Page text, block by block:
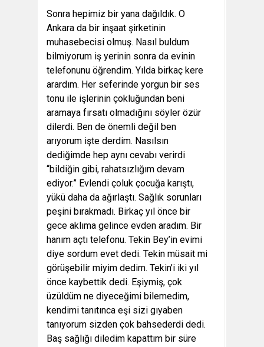
Sonra hepimiz bir yana dağıldık. O
Ankara da bir inşaat şirketinin
muhasebecisi olmuş. Nasıl buldum
bilmiyorum iş yerinin sonra da evinin
telefonunu öğrendim. Yılda birkaç kere
arardım. Her seferinde yorgun bir ses
tonu ile işlerinin çokluğundan beni
aramaya fırsatı olmadığını söyler özür
dilerdi. Ben de önemli değil ben
arıyorum işte derdim. Nasılsın
dediğimde hep aynı cevabı verirdi
“bildiğin gibi, rahatsızlığım devam
ediyor.” Evlendi çoluk çocuğa karıştı,
yükü daha da ağırlaştı. Sağlık sorunları
peşini bırakmadı. Birkaç yıl önce bir
gece aklıma gelince evden aradım. Bir
hanım açtı telefonu. Tekin Bey’in evimi
diye sordum evet dedi. Tekin müsait mi
görüşebilir miyim dedim. Tekin’i iki yıl
önce kaybettik dedi. Eşiymiş, çok
üzüldüm ne diyeceğimi bilemedim,
kendimi tanıtınca eşi sizi gıyaben
tanıyorum sizden çok bahsederdi dedi.
Baş sağlığı diledim kapattım bir süre